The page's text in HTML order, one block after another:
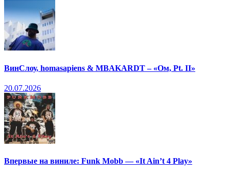
ВинСлоу, homasapiens & MBAKARDT – «Ом, Pt. II»
20.07.2026
Впервые на виниле: Funk Mobb — «It Ain’t 4 Play»